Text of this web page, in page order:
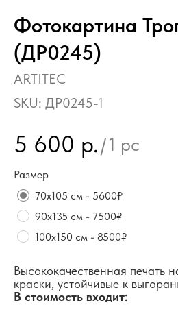
Фотокартина
(ДР0245)
ARTITEC
SKU: ДР0245-1
5 600 р./1 pc
Размер
70х105 см - 5600₽
90х135 см - 7500₽
100х150 см - 8500₽
Высококачественная печать
краски, устойчивые к
В стоимость входит: